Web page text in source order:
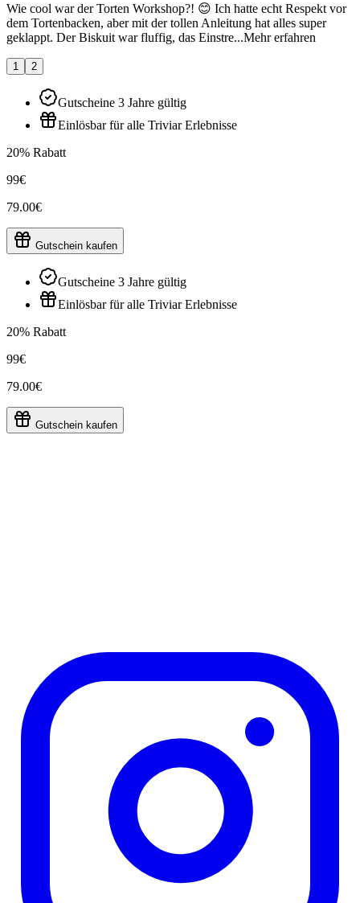
Wie cool war der Torten Workshop?! 😊 Ich hatte echt Respekt vor
dem Tortenbacken, aber mit der tollen Anleitung hat alles super
geklappt. Der Biskuit war fluffig, das Einstre...Mehr erfahren
1 2
Gutscheine 3 Jahre gültig
Einlösbar für alle Triviar Erlebnisse
20% Rabatt
99€
79.00€
Gutschein kaufen
Gutscheine 3 Jahre gültig
Einlösbar für alle Triviar Erlebnisse
20% Rabatt
99€
79.00€
Gutschein kaufen